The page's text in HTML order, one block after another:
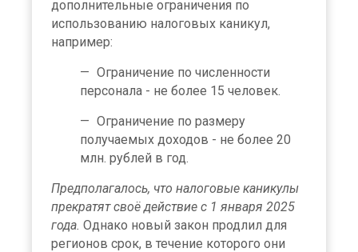
дополнительные ограничения по
использованию налоговых каникул,
например:
Ограничение по численности
персонала - не более 15 человек.
Ограничение по размеру
получаемых доходов - не более 20
млн. рублей в год.
Предполагалось, что налоговые каникулы
прекратят своё действие с 1 января 2025
года. Однако новый закон продлил для
регионов срок, в течение которого они